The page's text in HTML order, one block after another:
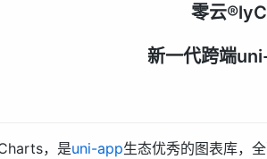
零云
新一代跨端
，是uni-app生态优秀的图表库，